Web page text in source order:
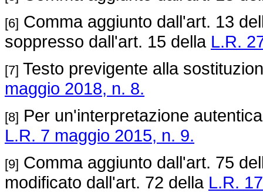
[6] Comma aggiunto dall'art. 13
soppresso dall'art. 15 della L.R.
[7] Testo previgente alla
maggio 2018, n. 8.
[8] Per un'interpretazione
L.R. 7 maggio 2015, n. 9.
[9] Comma aggiunto dall'art. 75
modificato dall'art. 72 della L.R.